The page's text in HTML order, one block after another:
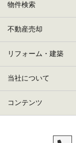
物件検索
不動産売却
リフォーム・建築
当社について
コンテンツ